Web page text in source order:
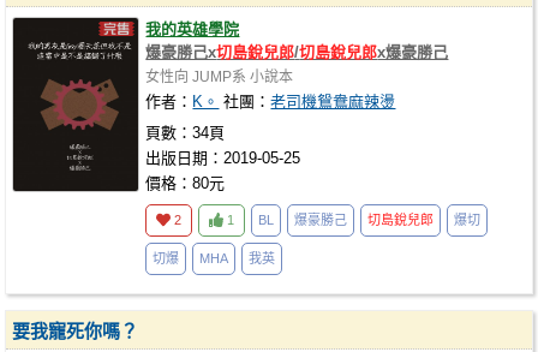
我的英雄學院
爆豪勝己x切島銳兒郎/切島銳兒郎x爆豪勝己
女性向 JUMP系 小說本
作者： K。 社團：老司機鴛鴦麻辣燙
頁數：34頁
出版日期：2019-05-25
價格：80元
2 1 BL 爆豪勝己 切島銳兒郎 爆切
切爆 MHA 我英
要我寵死你嗎？